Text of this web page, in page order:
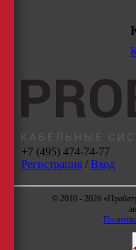
+7 (495) 474-74-77
Регистрация/ Вход
© 2010 - 2026